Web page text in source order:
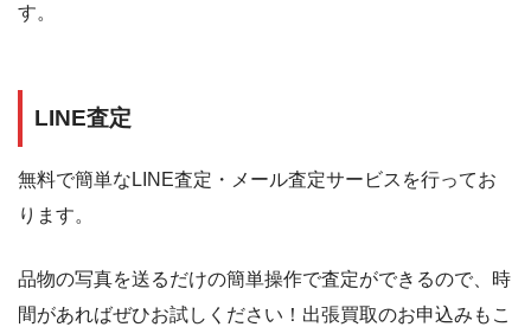
す。
LINE査定
無料で簡単なLINE査定・メール査定サービスを行ってお
ります。
品物の写真を送るだけの簡単操作で査定ができるので、時
間があればぜひお試しください！出張買取のお申込みもこ